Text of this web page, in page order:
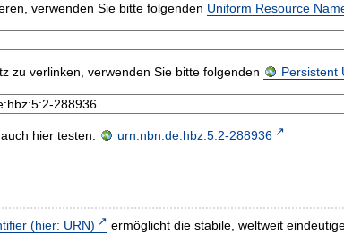
verwenden Sie bitte folgenden Uniform Resource
zu verlinken, verwenden Sie bitte folgenden Persistent
hier testen: urn:nbn:de:hbz:5:2-288936
(hier: URN)
ermöglicht die stabile, weltweit